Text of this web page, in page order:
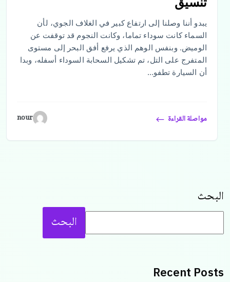
يبدو أننا وصلنا إلى ارتفاع كبير في الغلاف الجوي، لأن
السماء كانت سوداء تماما، وكانت النجوم قد توقفت عن
الوميض. وبنفس الوهم الذي يرفع أفق البحر إلى مستوى
المتفرج على التل، تم تشكيل السحابة السوداء أسفله، وبدا
أن السيارة تطفو…
مواصلة القراءة nour
البحث
البحث
Recent Posts